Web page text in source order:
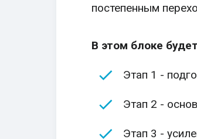
постепенным
В этом блоке
Этап 1 -
Этап 2 -
Этап 3 -